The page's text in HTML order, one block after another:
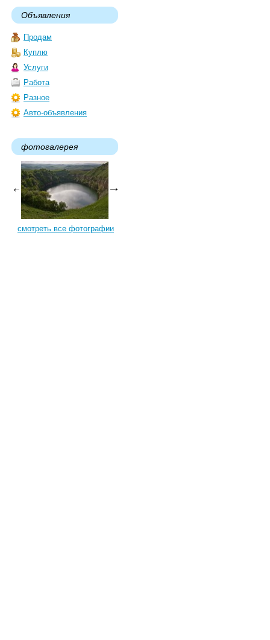
Объявления
Продам
Куплю
Услуги
Работа
Разное
Авто-объявления
фотогалерея
смотреть все фотографии